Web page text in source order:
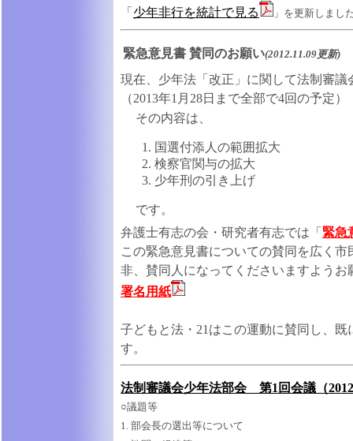
「 少年非行を統計で見る 」を更新しまし
緊急意見書 賛同のお願い(2012.11.09更新)
現在、少年法「改正」に関して法制審議
（2013年1月28日まで全部で4回の予定）
その内容は、
国選付添人の範囲拡大
検察官関与の拡大
少年刑の引き上げ
です。
弁護士有志の会・研究者有志では「 緊急
この緊急意見書についての賛同を広く
非、賛同人になってくださいますようお
署名用紙
子どもと法・21はこの運動に賛同し、既
す。
法制審議会少年法部会 第1回会議（
○議題等
1. 部会長の選出等について